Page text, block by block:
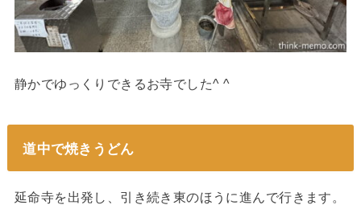
静かでゆっくりできるお寺でした^ ^
道中で焼きうどん
延命寺を出発し、引き続き東のほうに進んで行きます。